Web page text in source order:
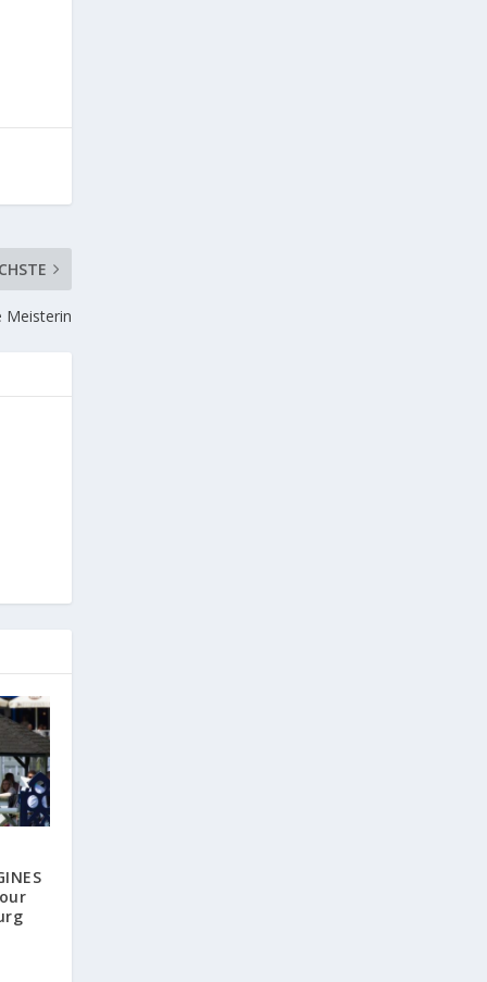
Meisterin